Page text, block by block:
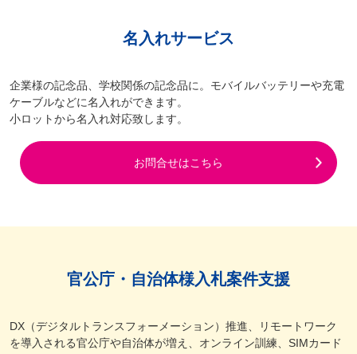
名入れサービス
企業様の記念品、学校関係の記念品に。モバイルバッテリーや充電
ケーブルなどに名入れができます。
小ロットから名入れ対応致します。
お問合せはこちら
官公庁・自治体様入札案件支援
DX（デジタルトランスフォーメーション）推進、リモートワーク
を導入される官公庁や自治体が増え、オンライン訓練、SIMカード